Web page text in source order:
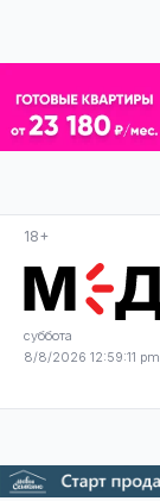
18+
суббота
8/8/2026 12:59:11 pm